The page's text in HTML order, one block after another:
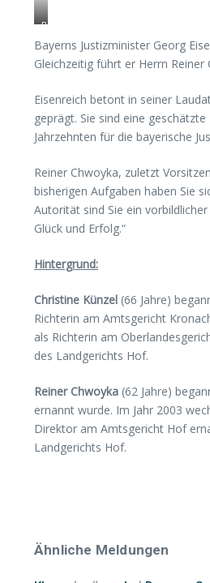
Reiner
Chwoyka,
Christine
Künzel,Justizminister
Eisenreich,
(c)
Bayerisches
der
Justiz
Bayerns Justizminister Georg
Gleichzeitig führt er Herrn
Eisenreich betont in seiner
geprägt. Sie sind eine
Jahrzehnten für die bayerische
Reiner Chwoyka, zuletzt
bisherigen Aufgaben haben Sie
Autorität sind Sie ein
Glück und Erfolg.“
Hintergrund:
Christine Künzel (66 Jahre)
Richterin am Amtsgericht
als Richterin am
des Landgerichts Hof.
Reiner Chwoyka (62 Jahre)
ernannt wurde. Im Jahr 2003
Direktor am Amtsgericht Hof
Landgerichts Hof.
Ähnliche Meldungen